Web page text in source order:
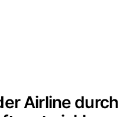
Airline durch